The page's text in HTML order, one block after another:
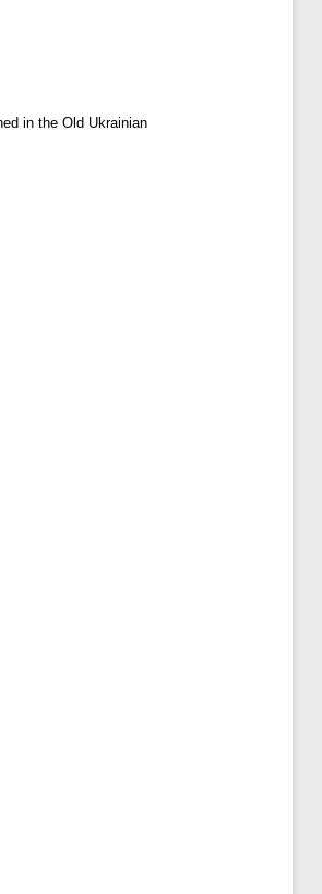
in the Old Ukrainian